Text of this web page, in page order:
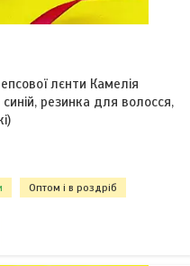
лєнти Камелія
резинка для волосся,
Оптом і в роздріб